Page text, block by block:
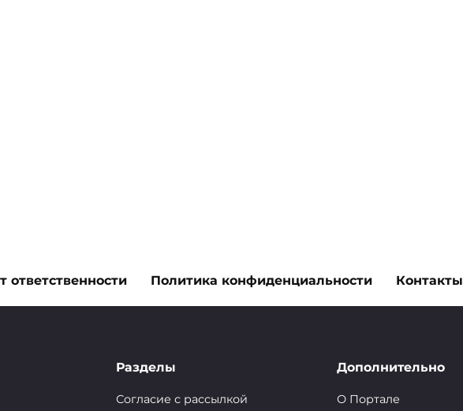
ответственности Политика конфиденциальности Контакты
Разделы
Согласие с рассылкой
Дополнительно
О Портале